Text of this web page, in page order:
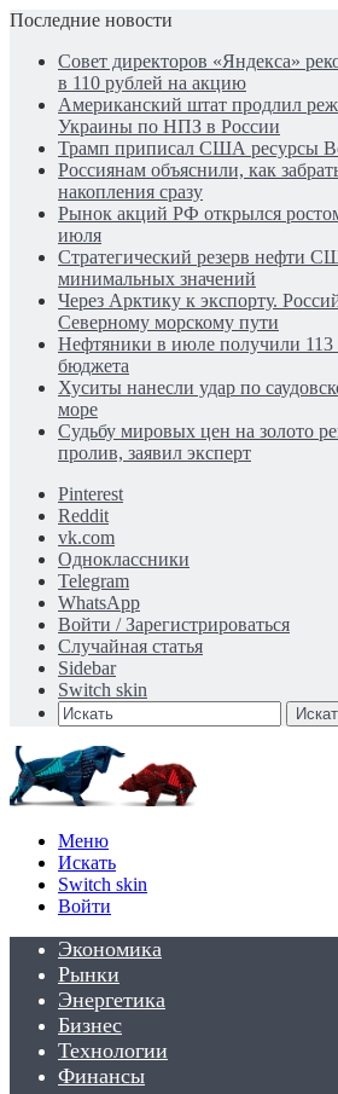
Последние новости
Совет директоров «Яндекса»
в 110 рублей на акцию
Американский штат продлил
Украины по НПЗ в России
Трамп приписал США ресурсы
Россиянам объяснили, как
накопления сразу
Рынок акций РФ открылся
июля
Стратегический резерв нефти
минимальных значений
Через Арктику к экспорту.
Северному морскому пути
Нефтяники в июле получили 113
бюджета
Хуситы нанесли удар по
море
Судьбу мировых цен на золото
пролив, заявил эксперт
Pinterest
Reddit
vk.com
Одноклассники
Telegram
WhatsApp
Войти / Зарегистрироваться
Случайная статья
Sidebar
Switch skin
Меню
Искать
Switch skin
Войти
Экономика
Рынки
Энергетика
Бизнес
Технологии
Финансы